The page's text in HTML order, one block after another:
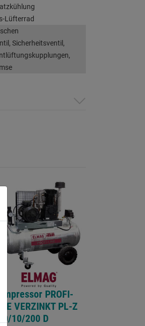
Lüfterrad
Sicherheitsventil,
PROFI-
VERZINKT PL-Z
10/200 D